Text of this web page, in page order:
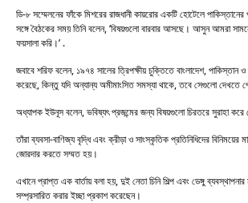
ডি-৮ সম্মেলনের ফাঁকে মিশরের রাজধানী কায়রোর একটি হোটেলে পাকিস্তানের
সঙ্গে বৈঠকের সময় তিনি বলেন, ‘বিষয়গুলো বারবার আসছে। আসুন আমরা
ফয়সালা করি।’ .
জবাবে শরিফ বলেন, ১৯৭৪ সালের ত্রিপক্ষীয় চুক্তিতে বাংলাদেশ, পাকিস্তান
করেছে, কিন্তু যদি অন্যান্য অমীমাংসিত সমস্যা থাকে, তবে সেগুলো দেখতে
অধ্যাপক ইউনূস বলেন, ভবিষ্যৎ প্রজন্মের জন্য বিষয়গুলো চিরতরে সুরাহা
তাঁরা ব্যবসা-বাণিজ্য বৃদ্ধি এবং ক্রীড়া ও সাংস্কৃতিক প্রতিনিধিদের বিনিময়ের
জোরদার করতে সম্মত হয়।
এখানে প্রাপ্ত এক বার্তায় বলা হয়, দুই নেতা চিনি শিল্প এবং ডেঙ্গু
সম্প্রসারিত করার ইচ্ছা প্রকাশ করেছেন।